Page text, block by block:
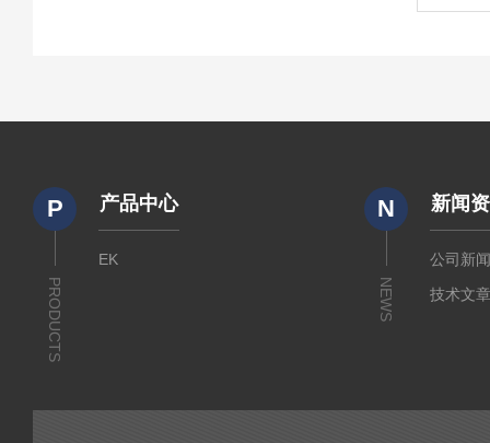
P
PRODUCTS
产品中心
EK
N
NEWS
新闻
公司新
技术文